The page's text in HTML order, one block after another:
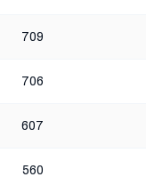
709
706
607
560